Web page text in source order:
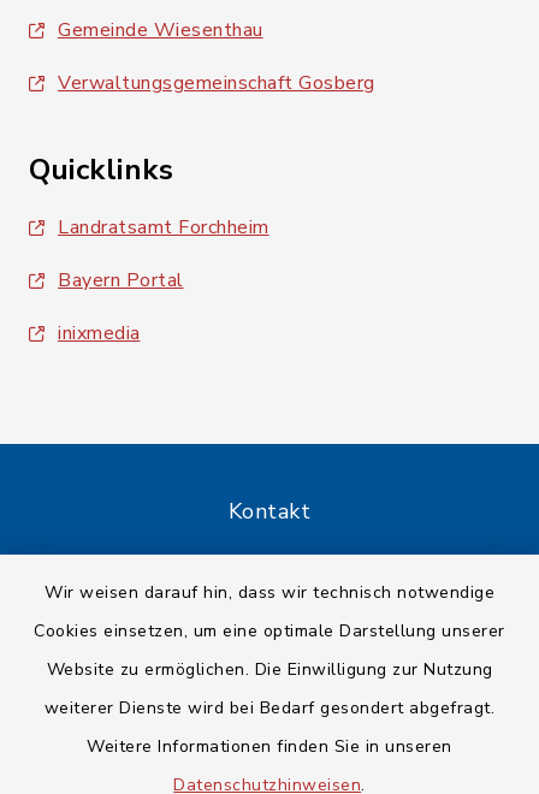
Wir weisen darauf hin, dass wir technisch notwendige
Cookies einsetzen, um eine optimale Darstellung unserer
Website zu ermöglichen. Die Einwilligung zur Nutzung
weiterer Dienste wird bei Bedarf gesondert abgefragt.
Weitere Informationen finden Sie in unseren
Datenschutzhinweisen.
Gemeinde Wiesenthau
Verwaltungsgemeinschaft Gosberg
Quicklinks
Landratsamt Forchheim
Bayern Portal
inixmedia
Kontakt
Datenschutz
Impressum
Sitemap